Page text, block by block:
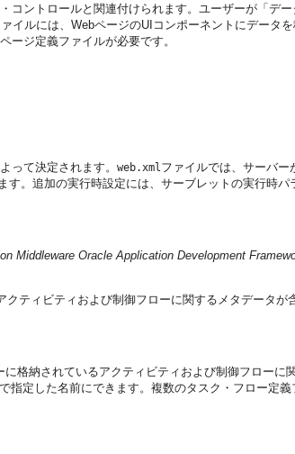
ントロールと関連付けられます。ユーザーが「デ
ルには、WebページのUIコンポーネントにデータ
ージ定義ファイルが必要です。
って決定されます。 web.xml ファイルでは、サーバー
。追加の実行時設定には、サーブレットの実行時
Middleware Oracle Application Development
ティビティおよび制御フローに関するメタデータが
格納されているアクティビティおよび制御フローに
指定した名前にできます。複数のタスク・フロー定